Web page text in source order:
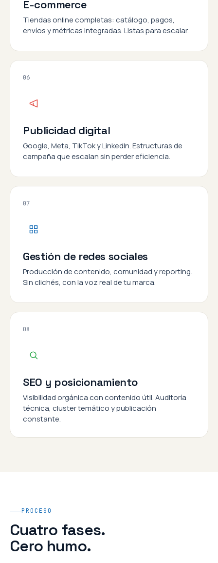
E-commerce
Tiendas online completas: catálogo, pagos,
envíos y métricas integradas. Listas para escalar.
06
Publicidad digital
Google, Meta, TikTok y LinkedIn. Estructuras de
campaña que escalan sin perder eficiencia.
07
Gestión de redes sociales
Producción de contenido, comunidad y reporting.
Sin clichés, con la voz real de tu marca.
08
SEO y posicionamiento
Visibilidad orgánica con contenido útil. Auditoría
técnica, cluster temático y publicación
constante.
PROCESO
Cuatro fases.
Cero humo.